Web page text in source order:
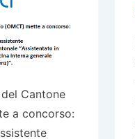
Cantone
a concorso: